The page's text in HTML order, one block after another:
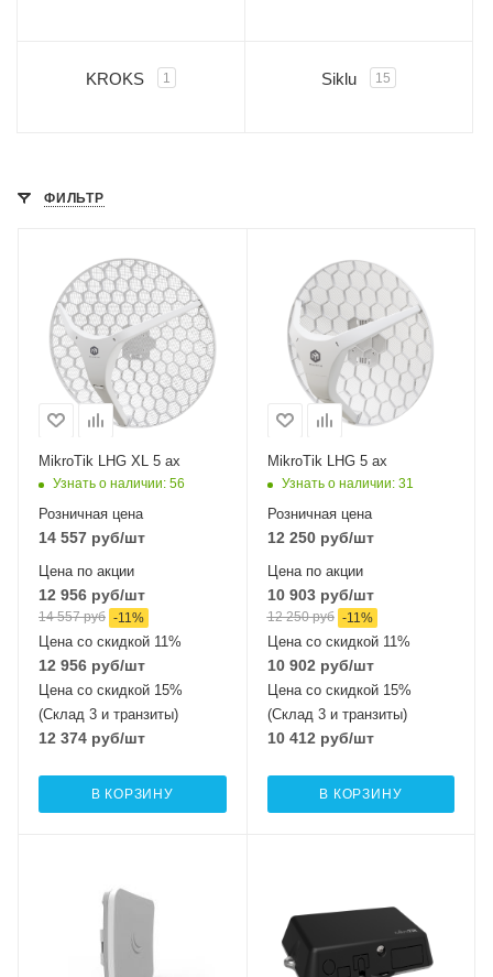
KROKS 1 Siklu 15
ФИЛЬТР
Проводные,
оптические
интерфейсы
1xGigabit Ethernet
Wi-Fi интерфейсы
5 ГГц
802.11a/n/ac/ax
MikroTik LHG XL 5 ax
Узнать о наличии: 56
Розничная цена
14 557 руб/шт
Цена по акции
12 956 руб/шт
14 557руб -11 %
Цена со скидкой 11%
12 956 руб/шт
Цена со скидкой 15%
(Склад 3 и транзиты)
12 374 руб/шт
В КОРЗИНУ
Проводные,
оптические
интерфейсы
1xGigabit Ethernet
Wi-Fi интерфейсы
5 ГГц
802.11a/n/ac/ax
MikroTik LHG 5 ax
Узнать о наличии: 31
Розничная цена
12 250руб/шт
Цена по акции
10 903руб/шт
12 250руб -11 %
Цена со скидкой 11%
10 902 руб/шт
Цена со скидкой 15%
(Склад 3 и транзиты)
10 412 руб/шт
В КОРЗИНУ
интерфейсы
1x10/100 Mbps
Один 2G / 3G / LTE6
Проводные,
оптические